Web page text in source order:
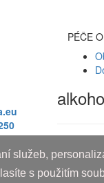
služeb,
s použitím
PÉČE
s.r.o.